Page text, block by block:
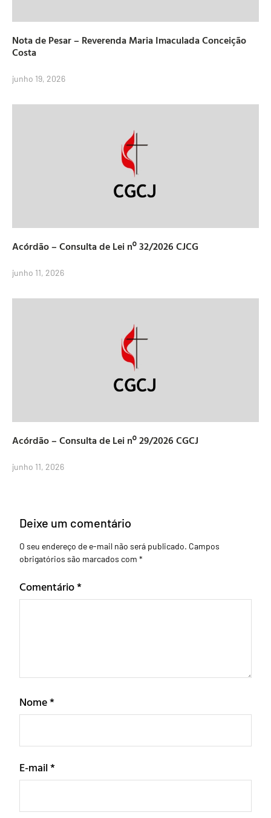
Nota de Pesar – Reverenda Maria Imaculada Conceição
Costa
junho 19, 2026
Acórdão – Consulta de Lei nº 32/2026 CJCG
junho 11, 2026
Acórdão – Consulta de Lei nº 29/2026 CGCJ
junho 11, 2026
Deixe um comentário
O seu endereço de e-mail não será publicado. Campos
obrigatórios são marcados com *
Comentário*
Nome*
E-mail*